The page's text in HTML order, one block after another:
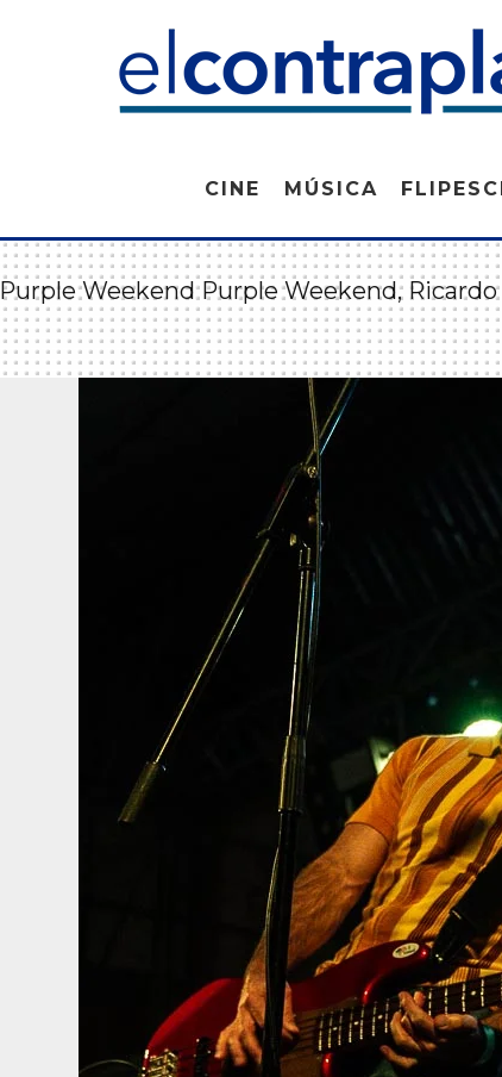
CINE MÚSICA FLIPESCI
Purple Weekend Purple Weekend,